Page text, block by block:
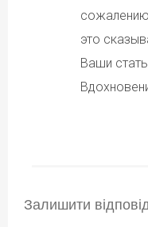
это
Ваши
Залишити